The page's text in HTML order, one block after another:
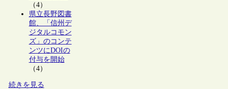
（4）
県立長野図書
館、「信州デ
ジタルコモン
ズ」のコンテ
ンツにDOIの
付与を開始
（4）
続きを見る